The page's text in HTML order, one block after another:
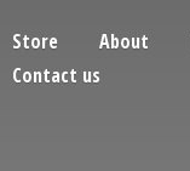
Store About
Contact us